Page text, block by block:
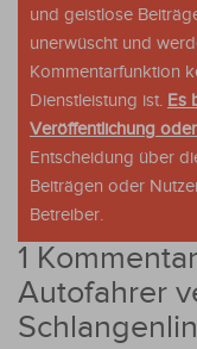
und geistlose
unerwüscht und
Kommentarfunktion
Dienstleistung ist. Es
Veröffentlichung
Entscheidung über
Beiträgen oder
Betreiber.
1
Autofahrer